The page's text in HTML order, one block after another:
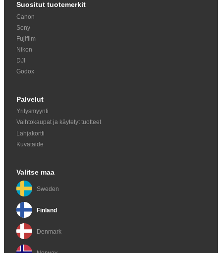
Suositut tuotemerkit
Canon
Sony
Fujifilm
Nikon
DJI
Godox
Palvelut
Yritysmyynti
Vaihtokaupat ja käytetyt tuotteet
Lahjakortti
Kuvataide
Valitse maa
Sweden
Finland
Denmark